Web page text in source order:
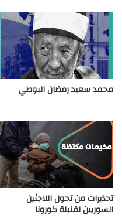
محمد سعيد رمضان البوطي
تحذيرات من تحول اللاجئين
السوريين لقنبلة كورونا